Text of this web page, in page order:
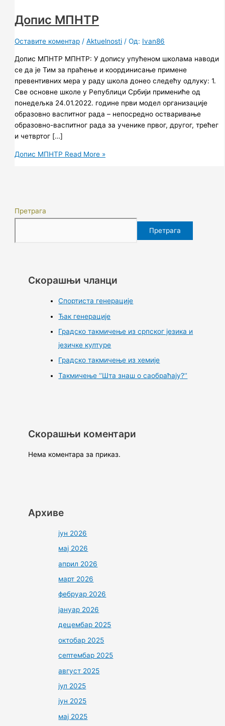
Допис МПНТР
Оставите коментар /Aktuelnosti / Од: Ivan86
Допис МПНТР МПНТР: У допису упућеном школама наводи
се да је Тим за праћење и координисање примене
превентивних мера у раду школа донео следећу одлуку: 1.
Све основне школе у Републици Србији примениће од
понедељка 24.01.2022. године први модел организације
образовно васпитног рада – непосредно остваривање
образовно-васпитног рада за ученике првог, другог, трећег
и четвртог […]
Допис МПНТР Read More »
Претрага
Претрага
Скорашњи чланци
Спортиста генерације
Ђак генерације
Градско такмичење из српског језика и
језичке културе
Градско такмичење из хемије
Такмичење ‘’Шта знаш о саобраћају?’’
Скорашњи коментари
Нема коментара за приказ.
Архиве
јун 2026
мај 2026
април 2026
март 2026
фебруар 2026
јануар 2026
децембар 2025
октобар 2025
септембар 2025
август 2025
јул 2025
јун 2025
мај 2025